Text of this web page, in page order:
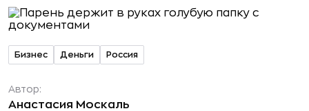
Бизнес Деньги Россия
Автор:
Анастасия Москаль